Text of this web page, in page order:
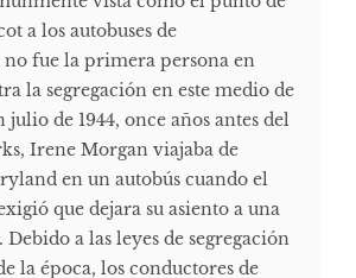
a los autobuses de
fue la primera persona en
la segregación en este medio de
julio de 1944, once años antes del
Irene Morgan viajaba de
en un autobús cuando el
que dejara su asiento a una
a las leyes de segregación
la época, los conductores de